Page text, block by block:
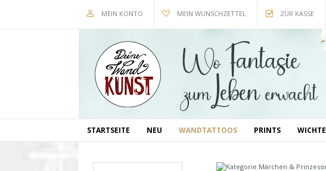
MEIN KONTO MEIN WUNSCHZETTEL ZUR KASSE
STARTSEITE NEU WANDTATTOOS PRINTS